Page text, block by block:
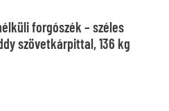
forgószék – széles
szövetkárpittal, 136 kg